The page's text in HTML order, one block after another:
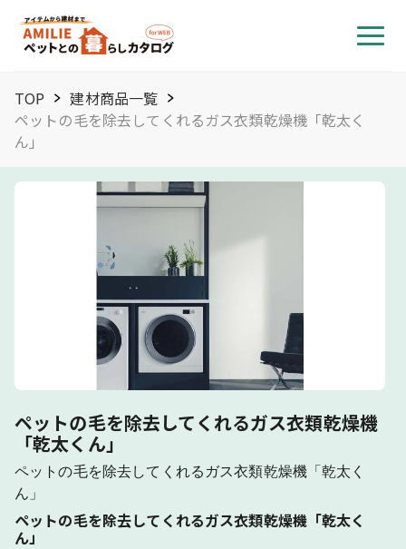
TOP
建材商品一覧
ペットの毛を除去してくれるガス衣類乾燥機「乾太く
ん」
ペットの毛を除去してくれるガス衣類乾燥機
「乾太くん」
ペットの毛を除去してくれるガス衣類乾燥機「乾太く
ん」
ペットの毛を除去してくれるガス衣類乾燥機「乾太く
ん」